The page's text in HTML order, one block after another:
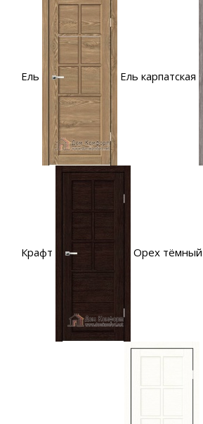
Ель Ель карпатская
Крафт Орех тёмный